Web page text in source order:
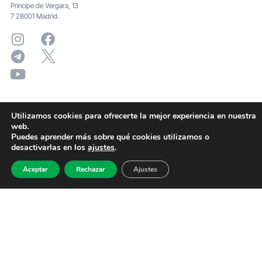
Principe de Vergara, 13
7 28001 Madrid.
Utilizamos cookies para ofrecerte la mejor experiencia en nuestra
web.
Puedes aprender más sobre qué cookies utilizamos o
desactivarlas en los ajustes.
Aceptar Rechazar Ajustes